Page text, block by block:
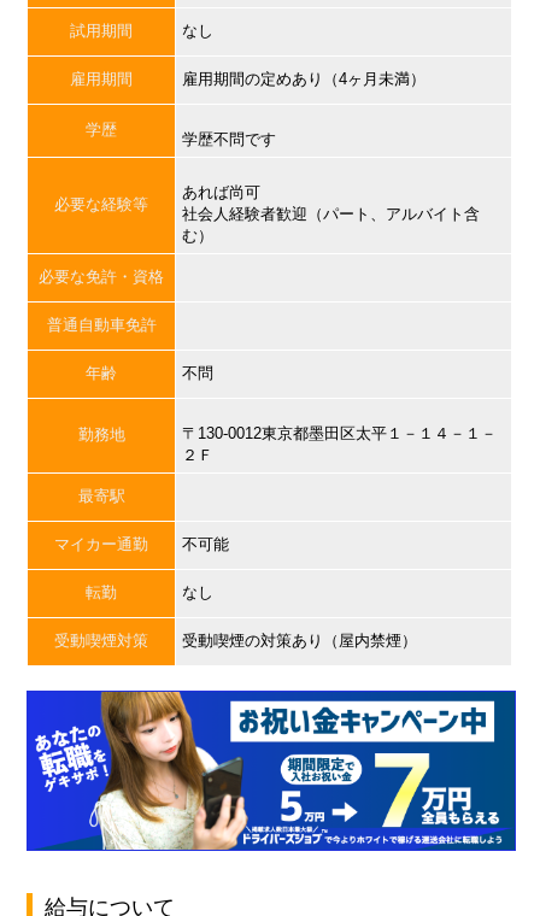
試用期間 なし
雇用期間 雇用期間の定めあり（4ヶ月未満）
学歴
学歴不問です
必要な経験等
あれば尚可
社会人経験者歓迎（パート、アルバイト含
む）
必要な免許・資格
普通自動車免許
年齢 不問
勤務地
〒130-0012東京都墨田区太平１－１４－１－
２Ｆ
最寄駅
マイカー通勤 不可能
転勤 なし
受動喫煙対策 受動喫煙の対策あり（屋内禁煙）
給与について